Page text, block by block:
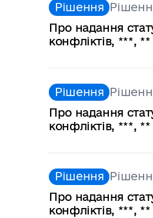
Рішення
Про надання
конфліктів, ***,
Рішення
Про надання
конфліктів, ***,
Рішення
Про надання
конфліктів, ***,